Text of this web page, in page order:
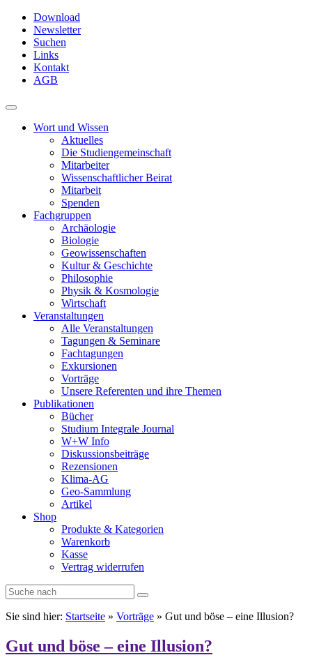
Skip
main
content
Download
Newsletter
Suchen
Links
Kontakt
AGB
Toggle
navigationWort und Wissen
Aktuelles
Die Studiengemeinschaft
Mitarbeiter
Wissenschaftlicher Beirat
Mitarbeit
Spenden
Fachgruppen
Archäologie
Biologie
Geowissenschaften
Kultur & Geschichte
Philosophie
Physik & Kosmologie
Wirtschaft
Veranstaltungen
Alle Veranstaltungen
Tagungen & Seminare
Fachtagungen
Exkursionen
Vorträge
Unsere Referenten und ihre Themen
Publikationen
Bücher
Studium Integrale Journal
W+W Info
Diskussionsbeiträge
Rezensionen
Klima-AG
Geo-Sammlung
Artikel
Shop
Produkte & Kategorien
Warenkorb
Kasse
Vertrag widerrufen
Sie sind hier: Startseite » Vorträge » Gut und böse – eine Illusion?
Gut und böse – eine Illusion?